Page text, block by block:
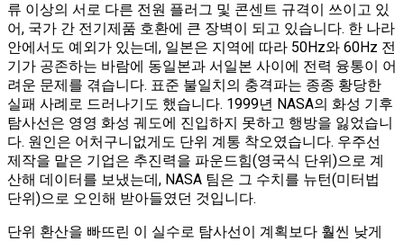
류 이상의 서로 다른 전원 플러그 및 콘센트 규격이 쓰이고 있
어, 국가 간 전기제품 호환에 큰 장벽이 되고 있습니다​. 한 나라
안에서도 예외가 있는데, 일본은 지역에 따라 50Hz와 60Hz 전
기가 공존하는 바람에 동일본과 서일본 사이에 전력 융통이 어
려운 문제를 겪습니다. 표준 불일치의 충격파는 종종 황당한
실패 사례로 드러나기도 했습니다. 1999년 NASA의 화성 기후
탐사선은 영영 화성 궤도에 진입하지 못하고 행방을 잃었습니
다. 원인은 어처구니없게도 단위 계통 착오였습니다. 우주선
제작을 맡은 기업은 추진력을 파운드힘(영국식 단위)으로 계
산해 데이터를 보냈는데, NASA 팀은 그 수치를 뉴턴(미터법
단위)으로 오인해 받아들였던 것입니다​.
단위 환산을 빠뜨린 이 실수로 탐사선이 계획보다 훨씬 낮게